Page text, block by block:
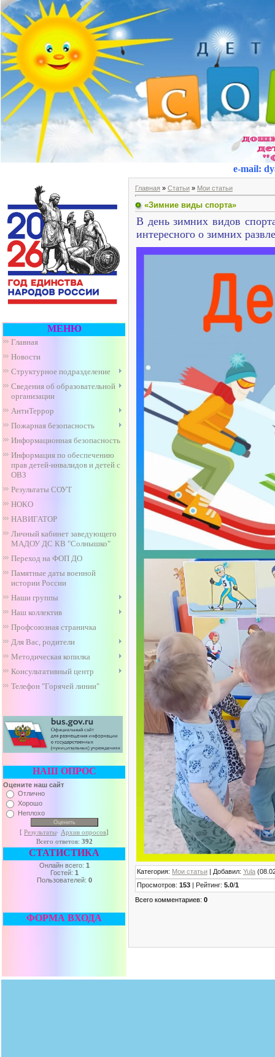
e-mail:
МЕНЮ
Главная
Новости
Структурное подразделение
Сведения об образовательной
организации
АнтиТеррор
Пожарная безопасность
Информационная безопасность
Информация по обеспечению
прав детей-инвалидов и детей с
ОВЗ
Результаты СОУТ
НОКО
НАВИГАТОР
Личный кабинет заведующего
МАДОУ ДС КВ "Солнышко"
Переход на ФОП ДО
Памятные даты военной
истории России
Наши группы
Наш коллектив
Профсоюзная страничка
Для Вас, родители
Методическая копилка
Консультативный центр
Телефон "Горячей линии"
НАШ ОПРОС
Оцените наш сайт
Отлично
Хорошо
Неплохо
[ Результаты· Архив опросов]
Всего ответов: 392
СТАТИСТИКА
Онлайн всего: 1
Гостей: 1
Пользователей: 0
ФОРМА ВХОДА
Главная » Статьи » Мои статьи
«Зимние виды спорта»
В день зимних видов
интересного о зимних
Категория: Мои статьи | Добавил: Yula
Просмотров: 153 | Рейтинг: 5.0/1
Всего комментариев: 0